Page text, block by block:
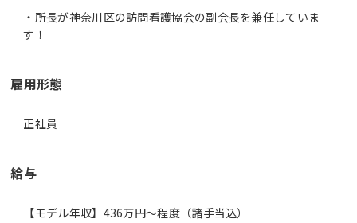
・所長が神奈川区の訪問看護協会の副会長を兼任していま
す！
雇用形態
正社員
給与
【モデル年収】436万円〜程度（諸手当込）